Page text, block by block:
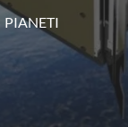
PIANETI